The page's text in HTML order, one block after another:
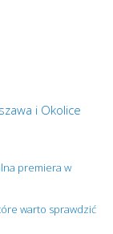
i Okolice
premiera w
warto sprawdzić